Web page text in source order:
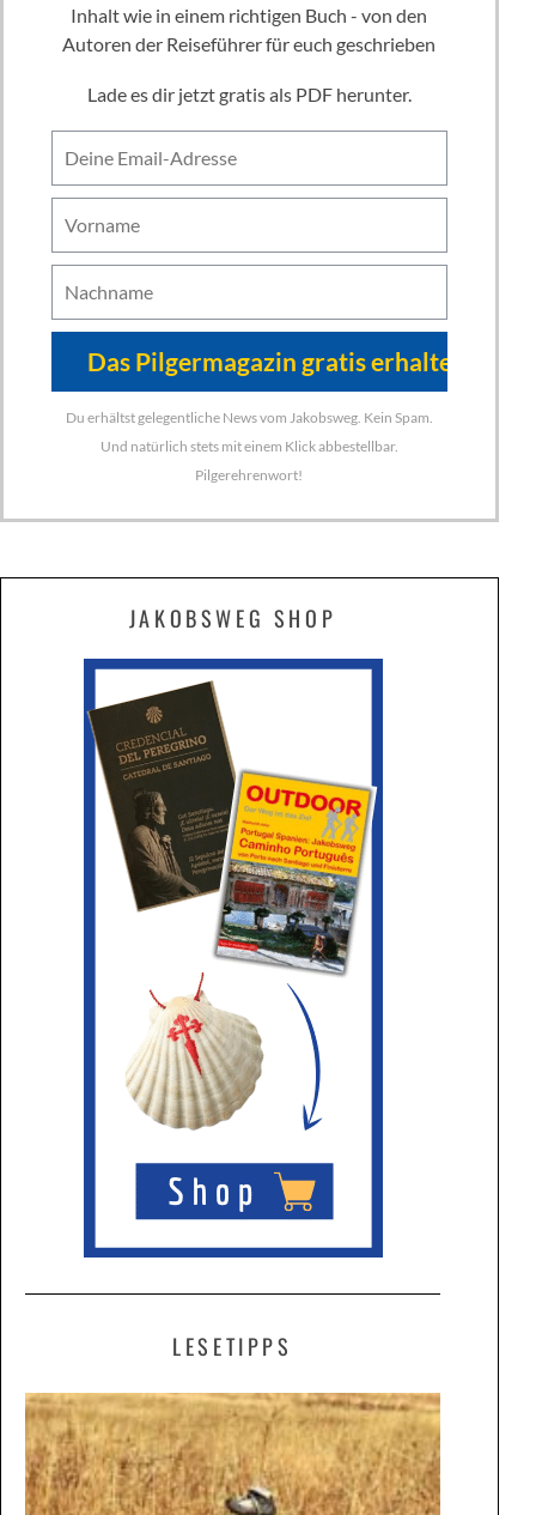
Inhalt wie in einem richtigen Buch - von den
Autoren der Reiseführer für euch geschrieben
Lade es dir jetzt gratis als PDF herunter.
Du erhältst gelegentliche News vom Jakobsweg. Kein Spam.
Und natürlich stets mit einem Klick abbestellbar.
Pilgerehrenwort!
JAKOBSWEG SHOP
LESETIPPS